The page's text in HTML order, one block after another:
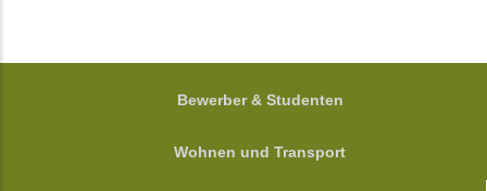
FOOTER
Bewerber & Studenten
Wohnen und Transport